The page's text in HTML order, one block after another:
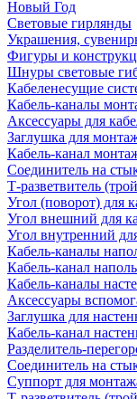
Новый Год
Световые гирлянды
Украшения,
Фигуры и
Шнуры световые
Кабеленесущие
Кабель-каналы
Аксессуары для
Заглушка для
Кабель-канал
Соединитель на
Т-разветвитель
Угол (поворот) для
Угол внешний для
Угол внутренний
Кабель-каналы
Кабель-канал
Кабель-каналы
Аксессуары
Заглушка для
Кабель-канал
Разделитель-
Соединитель на
Суппорт для